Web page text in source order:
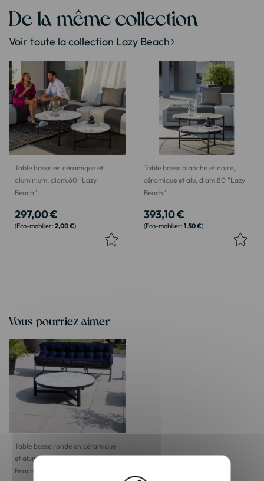
De la même collection
Voir toute la collection Lazy Beach
Table basse en céramique et
aluminium, diam.60 "Lazy
Beach"
297,00 €
2,00 €
Table basse blanche et noire,
céramique et alu, diam.80 "Lazy
Beach"
393,10 €
1,50 €
Vous pourriez aimer
Table basse ronde en céramique
et aluminium, diam. 126 "Sokha
Beach"